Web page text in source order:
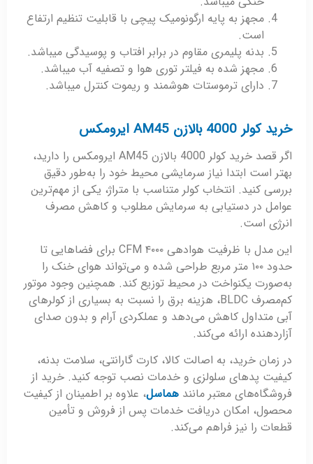
مجهز به پایه ارگونومیک پیچی با قابلیت تنظیم ارتفاع
است.
بدنه پلیمری مقاوم در برابر افتاب و پوسیدگی میباشد.
مجهز شده به فیلتر توری هوا و تصفیه آب میباشد.
دارای ترموستات هوشمند و ریموت کنترل میباشد.
خرید کولر 4000 بالازن AM45 ایرومکس
اگر قصد خرید کولر 4000 بالازن AM45 ایرومکس را دارید،
بهتر است ابتدا نیاز سرمایشی محیط خود را به‌طور دقیق
بررسی کنید. انتخاب کولر متناسب با متراژ، یکی از مهم‌ترین
عوامل در دستیابی به سرمایش مطلوب و کاهش مصرف
انرژی است.
این مدل با ظرفیت هوادهی ۴۰۰۰ CFM برای فضاهایی تا
حدود ۱۰۰ متر مربع طراحی شده و می‌تواند هوای خنک را
به‌صورت یکنواخت در محیط توزیع کند. همچنین وجود موتور
کم‌مصرف BLDC، هزینه برق را نسبت به بسیاری از کولرهای
آبی متداول کاهش می‌دهد و عملکردی آرام و بدون صدای
آزاردهنده ارائه می‌کند.
در زمان خرید، به اصالت کالا، کارت گارانتی، سلامت بدنه،
کیفیت پدهای سلولزی و خدمات نصب توجه کنید. خرید از
فروشگاه‌های معتبر مانند هماسل، علاوه بر اطمینان از کیفیت
محصول، امکان دریافت خدمات پس از فروش و تأمین
قطعات را نیز فراهم می‌کند.